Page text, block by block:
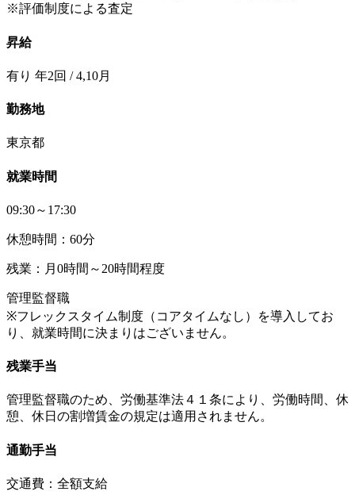
※評価制度による査定
昇給
有り 年2回 / 4,10月
勤務地
東京都
就業時間
09:30～17:30
休憩時間：60分
残業：月0時間～20時間程度
管理監督職
※フレックスタイム制度（コアタイムなし）を導入してお
り、就業時間に決まりはございません。
残業手当
管理監督職のため、労働基準法４１条により、労働時間、休
憩、休日の割増賃金の規定は適用されません。
通勤手当
交通費：全額支給